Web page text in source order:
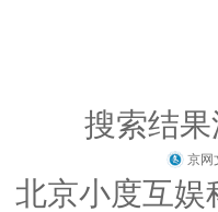
搜索结
京网
北京小度互娱